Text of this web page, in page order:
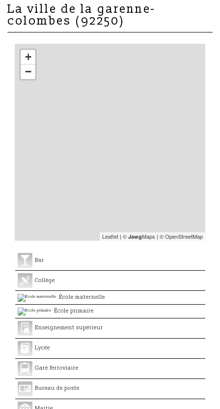
la ville de la garenne-
colombes (92250)
+
−
Leaflet | © JawgMaps | © OpenStreetMap
Bar
Collège
École maternelle
École primaire
Enseignement supérieur
Lycée
Gare ferroviaire
Bureau de poste